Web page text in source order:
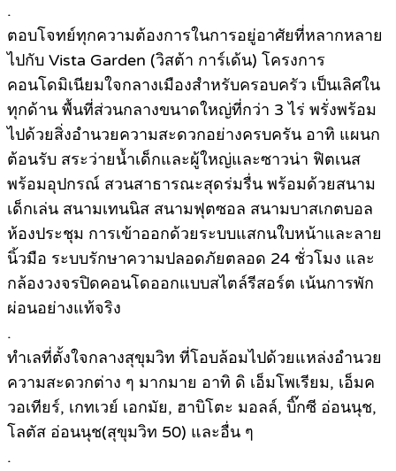
.
ตอบโจทย์ทุกความต้องการในการอยู่อาศัยที่หลากหลาย
ไปกับ Vista Garden (วิสต้า การ์เด้น) โครงการ
คอนโดมิเนียมใจกลางเมืองสำหรับครอบครัว เป็นเลิศใน
ทุกด้าน พื้นที่ส่วนกลางขนาดใหญ่ที่กว่า 3 ไร่ พรั่งพร้อม
ไปด้วยสิ่งอำนวยความสะดวกอย่างครบครัน อาทิ แผนก
ต้อนรับ สระว่ายน้ำเด็กและผู้ใหญ่และซาวน่า ฟิตเนส
พร้อมอุปกรณ์ สวนสาธารณะสุดร่มรื่น พร้อมด้วยสนาม
เด็กเล่น สนามเทนนิส สนามฟุตซอล สนามบาสเกตบอล
ห้องประชุม การเข้าออกด้วยระบบแสกนใบหน้าและลาย
นิ้วมือ ระบบรักษาความปลอดภัยตลอด 24 ชั่วโมง และ
กล้องวงจรปิดคอนโดออกแบบสไตล์รีสอร์ต เน้นการพัก
ผ่อนอย่างแท้จริง
.
ทำเลที่ตั้งใจกลางสุขุมวิท ที่โอบล้อมไปด้วยแหล่งอำนวย
ความสะดวกต่าง ๆ มากมาย อาทิ ดิ เอ็มโพเรียม, เอ็มค
วอเทียร์, เกทเวย์ เอกมัย, ฮาบิโตะ มอลล์, บิ๊กซี อ่อนนุช,
โลตัส อ่อนนุช(สุขุมวิท 50) และอื่น ๆ
.